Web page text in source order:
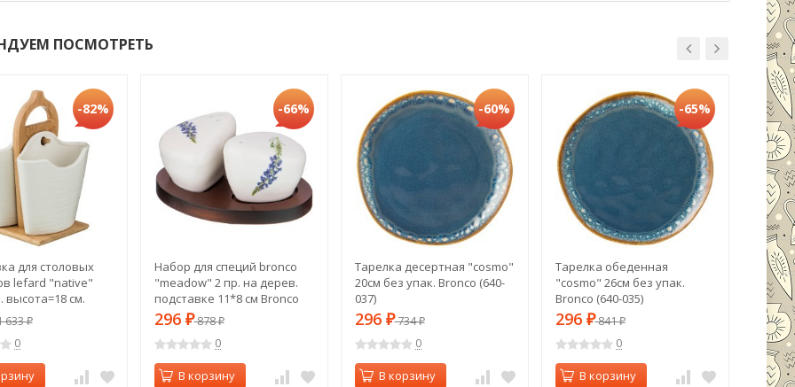
ПОСМОТРЕТЬ
-82%
для столовых
lefard "native"
высота=18 см.
148)
633₽
0
-66%
Набор для специй bronco
"meadow" 2 пр. на дерев.
подставке 11*8 см Bronco
(474-097)
296 ₽878₽
0
В корзину
-60%
Тарелка десертная "cosmo"
20см без упак. Bronco (640-
037)
296 ₽734₽
0
В корзину
-65%
Тарелка обеденная
"cosmo" 26см без упак.
Bronco (640-035)
296 ₽841₽
0
В корзину
295₽
В